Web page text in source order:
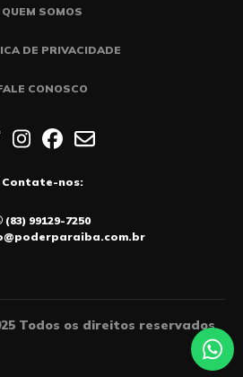
QUEM SOMOS
DE PRIVACIDADE
CONOSCO
Contate-nos:
(83) 99129-7250
Todos os direitos reservados